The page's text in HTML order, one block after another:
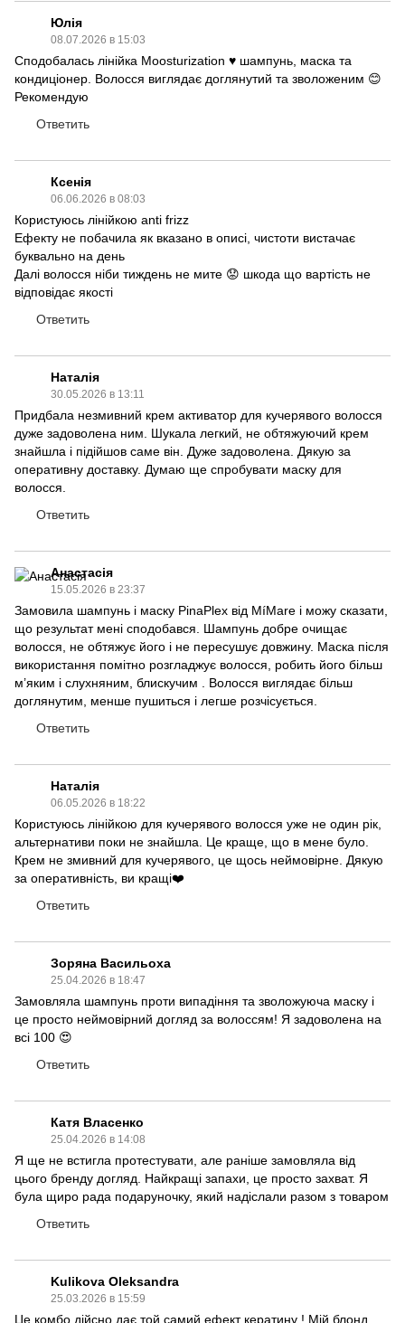
Юлія
08.07.2026 в 15:03
Сподобалась лінійка Moosturization ♥️ шампунь, маска та
кондиціонер. Волосся виглядає доглянутий та зволоженим 😊
Рекомендую
Ответить
Ксенія
06.06.2026 в 08:03
Користуюсь лінійкою anti frizz
Ефекту не побачила як вказано в описі, чистоти вистачає
буквально на день
Далі волосся ніби тиждень не мите 😟 шкода що вартість не
відповідає якості
Ответить
Наталія
30.05.2026 в 13:11
Придбала незмивний крем активатор для кучерявого волосся
дуже задоволена ним. Шукала легкий, не обтяжуючий крем
знайшла і підійшов саме він. Дуже задоволена. Дякую за
оперативну доставку. Думаю ще спробувати маску для
волосся.
Ответить
Анастасія
15.05.2026 в 23:37
Замовила шампунь і маску PinaPlex від MíMare і можу сказати,
що результат мені сподобався. Шампунь добре очищає
волосся, не обтяжує його і не пересушує довжину. Маска після
використання помітно розгладжує волосся, робить його більш
м’яким і слухняним, блискучим . Волосся виглядає більш
доглянутим, менше пушиться і легше розчісується.
Ответить
Наталія
06.05.2026 в 18:22
Користуюсь лінійкою для кучерявого волосся уже не один рік,
альтернативи поки не знайшла. Це краще, що в мене було.
Крем не змивний для кучерявого, це щось неймовірне. Дякую
за оперативність, ви кращі❤️
Ответить
Зоряна Васильоха
25.04.2026 в 18:47
Замовляла шампунь проти випадіння та зволожуюча маску і
це просто неймовірний догляд за волоссям! Я задоволена на
всі 100 😍
Ответить
Катя Власенко
25.04.2026 в 14:08
Я ще не встигла протестувати, але раніше замовляла від
цього бренду догляд. Найкращі запахи, це просто захват. Я
була щиро рада подаруночку, який надіслали разом з товаром
Ответить
Kulikova Oleksandra
25.03.2026 в 15:59
Це комбо дійсно дає той самий ефект кератину ! Мій блонд